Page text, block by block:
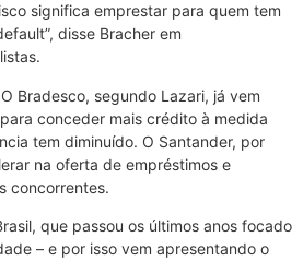
significa emprestar para quem tem
disse Bracher em
Bradesco, segundo Lazari, já vem
conceder mais crédito à medida
tem diminuído. O Santander, por
na oferta de empréstimos e
concorrentes.
que passou os últimos anos focado
– e por isso vem apresentando o